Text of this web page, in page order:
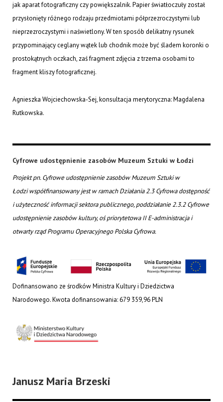
jak aparat fotograficzny czy powiększalnik. Papier światłoczuły został
przysłonięty różnego rodzaju przedmiotami półprzezroczystymi lub
nieprzezroczystymi i naświetlony. W ten sposób delikatny rysunek
przypominający ceglany wątek lub chodnik może być śladem koronki o
prostokątnych oczkach, zaś fragment zdjęcia z trzema osobami to
fragment kliszy fotograficznej.
Agnieszka Wojciechowska-Sej, konsultacja merytoryczna: Magdalena
Rutkowska.
Cyfrowe udostępnienie zasobów Muzeum Sztuki w Łodzi
Projekt pn. Cyfrowe udostępnienie zasobów Muzeum Sztuki w
Łodzi współfinansowany jest w ramach Działania 2.3 Cyfrowa dostępność
i użyteczność informacji sektora publicznego, poddziałanie 2.3.2 Cyfrowe
udostępnienie zasobów kultury, oś priorytetowa II E-administracja i
otwarty rząd Programu Operacyjnego Polska Cyfrowa.
Dofinansowano ze środków Ministra Kultury i Dziedzictwa
Narodowego. Kwota dofinansowania: 679 359,96 PLN
Janusz Maria Brzeski